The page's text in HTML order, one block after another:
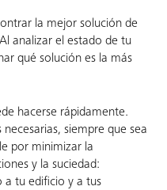
la mejor solución de
analizar el estado de tu
qué solución es la más
hacerse rápidamente.
necesarias, siempre que sea
por minimizar la
y la suciedad:
a tu edificio y a tus